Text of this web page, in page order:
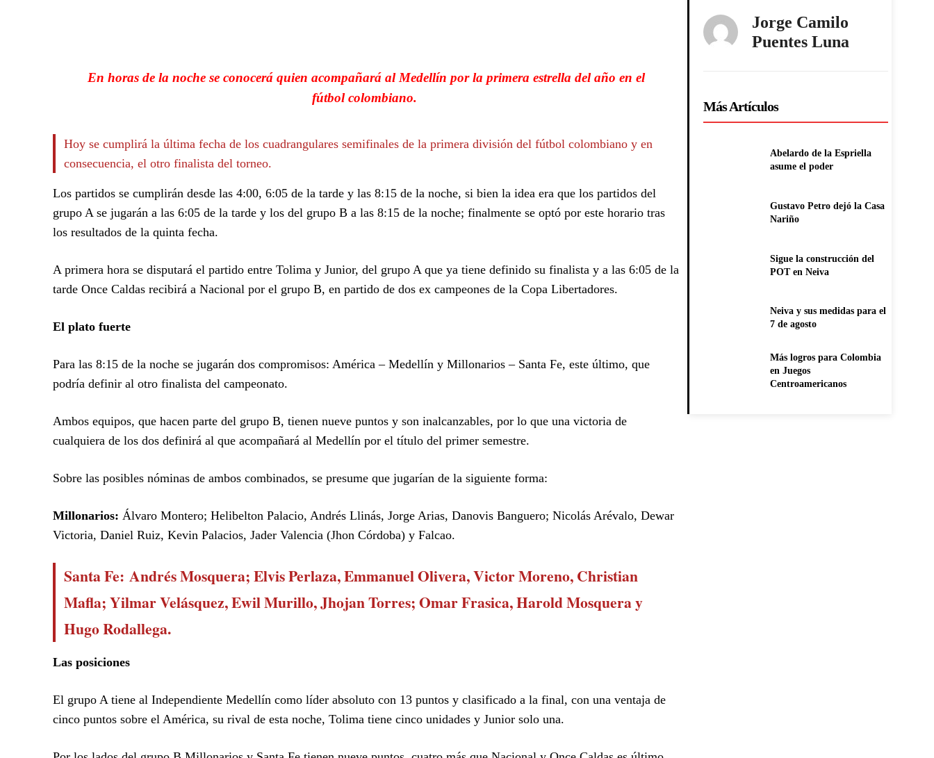
En horas de la noche se conocerá quien acompañará al Medellín por la primera estrella del año en el
fútbol colombiano.
Hoy se cumplirá la última fecha de los cuadrangulares semifinales de la primera división del fútbol colombiano y en
consecuencia, el otro finalista del torneo.
Los partidos se cumplirán desde las 4:00, 6:05 de la tarde y las 8:15 de la noche, si bien la idea era que los partidos del
grupo A se jugarán a las 6:05 de la tarde y los del grupo B a las 8:15 de la noche; finalmente se optó por este horario tras
los resultados de la quinta fecha.
A primera hora se disputará el partido entre Tolima y Junior, del grupo A que ya tiene definido su finalista y a las 6:05 de la
tarde Once Caldas recibirá a Nacional por el grupo B, en partido de dos ex campeones de la Copa Libertadores.
El plato fuerte
Para las 8:15 de la noche se jugarán dos compromisos: América – Medellín y Millonarios – Santa Fe, este último, que
podría definir al otro finalista del campeonato.
Ambos equipos, que hacen parte del grupo B, tienen nueve puntos y son inalcanzables, por lo que una victoria de
cualquiera de los dos definirá al que acompañará al Medellín por el título del primer semestre.
Sobre las posibles nóminas de ambos combinados, se presume que jugarían de la siguiente forma:
Millonarios: Álvaro Montero; Helibelton Palacio, Andrés Llinás, Jorge Arias, Danovis Banguero; Nicolás Arévalo, Dewar
Victoria, Daniel Ruiz, Kevin Palacios, Jader Valencia (Jhon Córdoba) y Falcao.
Santa Fe: Andrés Mosquera; Elvis Perlaza, Emmanuel Olivera, Victor Moreno, Christian
Mafla; Yilmar Velásquez, Ewil Murillo, Jhojan Torres; Omar Frasica, Harold Mosquera y
Hugo Rodallega.
Las posiciones
El grupo A tiene al Independiente Medellín como líder absoluto con 13 puntos y clasificado a la final, con una ventaja de
cinco puntos sobre el América, su rival de esta noche, Tolima tiene cinco unidades y Junior solo una.
Jorge Camilo
Puentes Luna
Más Artículos
Abelardo de la Espriella
asume el poder
Gustavo Petro dejó la Casa
Nariño
Sigue la construcción del
POT en Neiva
Neiva y sus medidas para el
7 de agosto
Más logros para Colombia
en Juegos
Centroamericanos